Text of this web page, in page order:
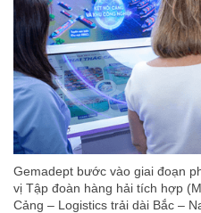
Gemadept bước vào giai đoạn
vị Tập đoàn hàng hải tích hợp
Cảng – Logistics trải dài Bắc –